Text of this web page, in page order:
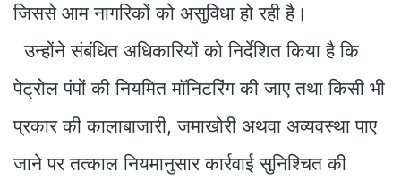
जिससे आम नागरिकों को असुविधा हो रही है।
उन्होंने संबंधित अधिकारियों को निर्देशित किया है कि
पेट्रोल पंपों की नियमित मॉनिटरिंग की जाए तथा किसी भी
प्रकार की कालाबाजारी, जमाखोरी अथवा अव्यवस्था पाए
जाने पर तत्काल नियमानुसार कार्रवाई सुनिश्चित की